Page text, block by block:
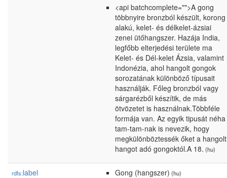
<api batchcomplete="">A gong
többnyire bronzból készült, korong
alakú, kelet- és délkelet-ázsiai
zenei ütőhangszer. Hazája India,
legfőbb elterjedési területe ma
Kelet- és Dél-kelet Ázsia, valamint
Indonézia, ahol hangolt gongok
sorozatának különböző típusait
használják. Főleg bronzból vagy
sárgarézből készítik, de más
ötvözetet is használnak.Többféle
formája van. Az egyik tipusát néha
tam-tam-nak is nevezik, hogy
megkülönböztessék őket a hangolt
hangot adó gongoktól.A 18. (hu)
rdfs:label Gong (hangszer) (hu)